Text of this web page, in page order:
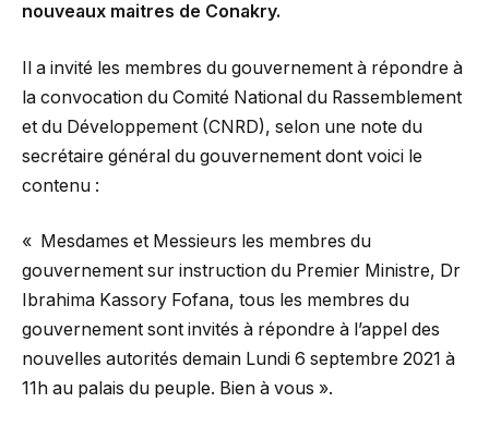
nouveaux maitres de Conakry.
Il a invité les membres du gouvernement à répondre à
la convocation du Comité National du Rassemblement
et du Développement (CNRD), selon une note du
secrétaire général du gouvernement dont voici le
contenu :
« Mesdames et Messieurs les membres du
gouvernement sur instruction du Premier Ministre, Dr
Ibrahima Kassory Fofana, tous les membres du
gouvernement sont invités à répondre à l’appel des
nouvelles autorités demain Lundi 6 septembre 2021 à
11h au palais du peuple. Bien à vous ».